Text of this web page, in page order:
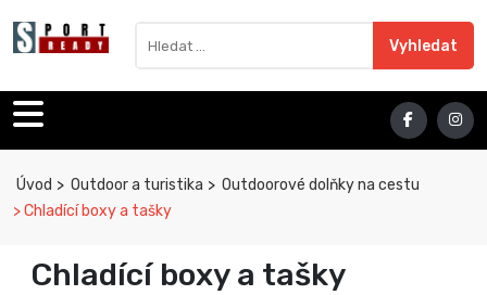
Sport Ready
Vyhledat
Úvod Outdoor a turistika
Outdoorové dolňky na cestu
Chladící boxy a tašky
Chladící boxy a tašky